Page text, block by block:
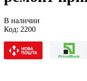
В наличии
Код: 2200